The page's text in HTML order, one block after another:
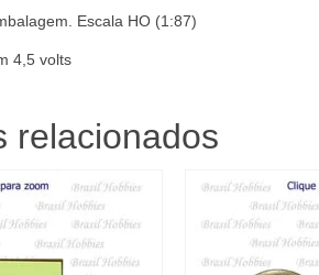
Escala HO (1:87)
4,5 volts
relacionados